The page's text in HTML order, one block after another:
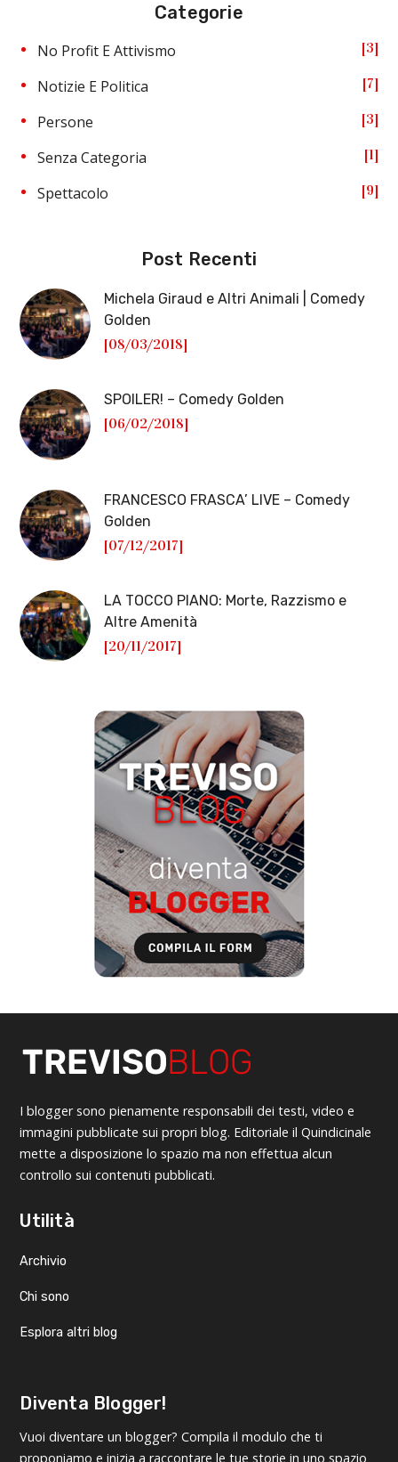
Categorie
No Profit E Attivismo 3
Notizie E Politica 7
Persone 3
Senza Categoria 1
Spettacolo 9
Post Recenti
Michela Giraud e Altri Animali | Comedy
Golden
[08/03/2018]
SPOILER! – Comedy Golden
[06/02/2018]
FRANCESCO FRASCA’ LIVE – Comedy
Golden
[07/12/2017]
LA TOCCO PIANO: Morte, Razzismo e
Altre Amenità
[20/11/2017]
I blogger sono pienamente responsabili dei testi, video e
immagini pubblicate sui propri blog. Editoriale il Quindicinale
mette a disposizione lo spazio ma non effettua alcun
controllo sui contenuti pubblicati.
Utilità
Archivio
Chi sono
Esplora altri blog
Diventa Blogger!
Vuoi diventare un blogger? Compila il modulo che ti
proponiamo e inizia a raccontare le tue storie in uno spazio